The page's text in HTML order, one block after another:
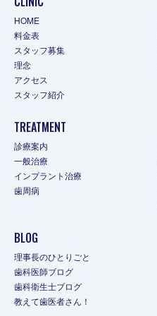
HOME
料金表
スタッフ募集
理念
アクセス
スタッフ紹介
TREATMENT
診療案内
一般治療
インプラント治療
歯周病
BLOG
理事長のひとりごと
歯科医師ブログ
歯科衛生士ブログ
教えて歯医者さん！